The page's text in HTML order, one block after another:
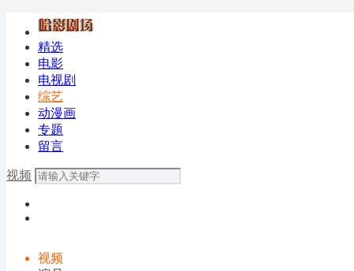
精选
电影
电视剧
综艺
动漫画
专题
留言
视频
视频